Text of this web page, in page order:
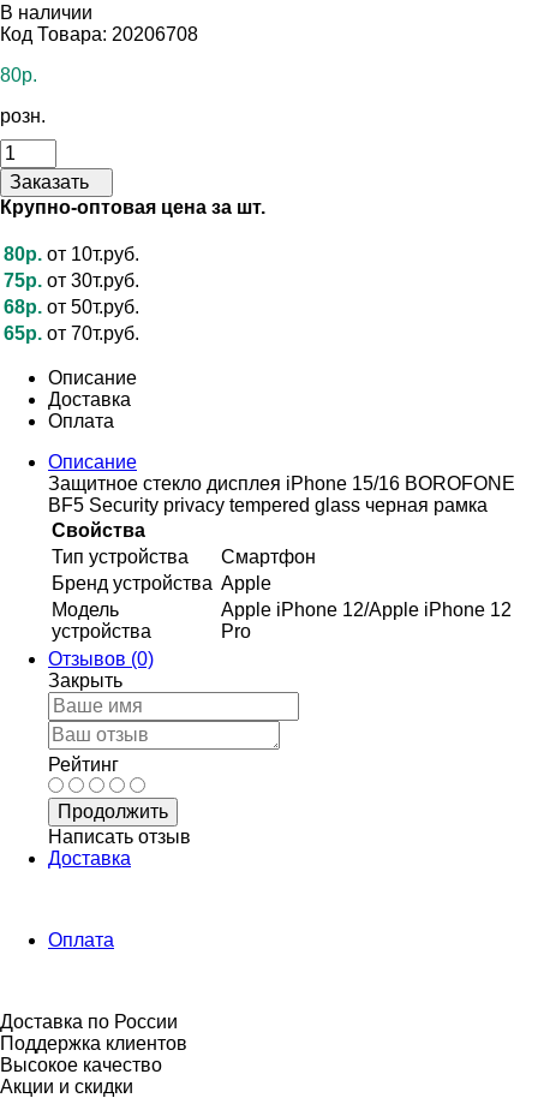
В наличии
Код Товара: 20206708
80р.
розн.
Заказать
Крупно-оптовая цена за шт.
80р. от 10т.руб.
75р. от 30т.руб.
68р. от 50т.руб.
65р. от 70т.руб.
Описание
Доставка
Оплата
Описание
Защитное стекло дисплея iPhone 15/16 BOROFONE
BF5 Security privacy tempered glass черная рамка
Свойства
Тип устройства
Смартфон
Бренд устройства Apple
Модель
устройства
Apple iPhone 12/Apple iPhone 12
Pro
Отзывов (0)
Закрыть
Рейтинг
Продолжить
Написать отзыв
Доставка
Оплата
Доставка по России
Поддержка клиентов
Высокое качество
Акции и скидки